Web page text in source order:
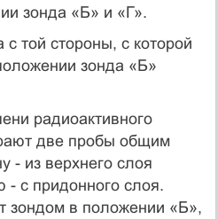
зонда «Б» и «Г».
той стороны, с которой
зонда «Б»
радиоактивного
две пробы общим
- из верхнего слоя
- с придонного слоя.
зондом в положении «Б»,